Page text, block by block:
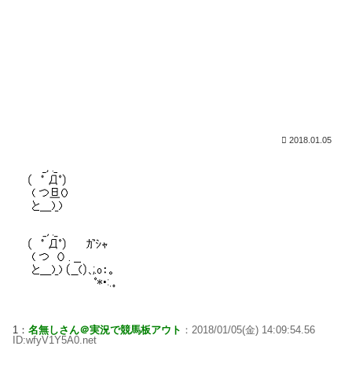
2018.01.05
1： 名無しさん＠実況で競馬板アウト ：2018/01/05(金) 14:09:54.56
ID:wfyV1Y5A0.net